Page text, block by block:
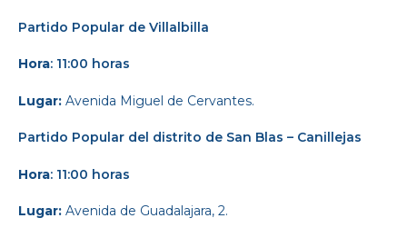
Partido Popular de Villalbilla
Hora: 11:00 horas
Lugar: Avenida Miguel de Cervantes.
Partido Popular del distrito de San Blas – Canillejas
Hora: 11:00 horas
Lugar: Avenida de Guadalajara, 2.